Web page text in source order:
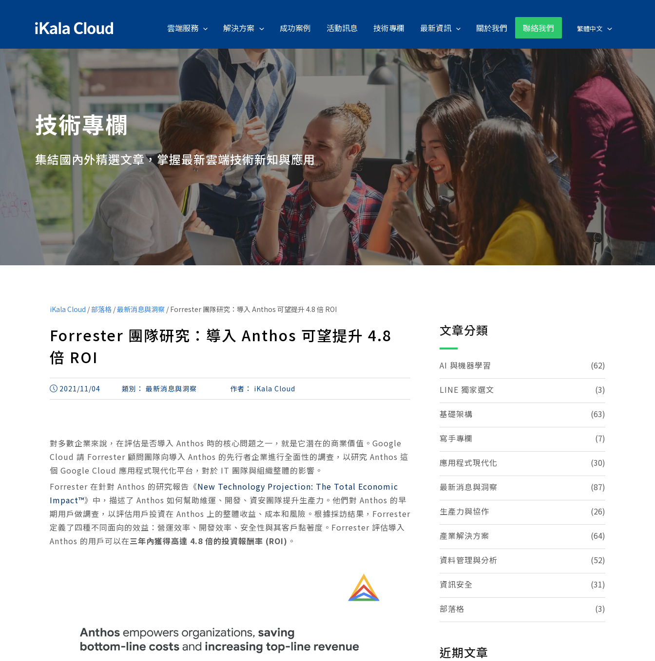
雲端服務 解決方案 成功案例 活動訊息 技術專欄 最新資訊 關於我們 聯絡我們 繁體中文
技術專欄
集結國內外精選文章，掌握最新雲端技術新知與應用
iKala Cloud /部落格 /最新消息與洞察 / Forrester 團隊研究：導入 Anthos 可望提升 4.8 倍 ROI
Forrester 團隊研究：導入 Anthos 可望提升 4.8
倍 ROI
2021/11/04 類別： 最新消息與洞察 作者： iKala Cloud
對多數企業來說，在評估是否導入 Anthos 時的核心問題之一，就是它潛在的商業價值。Google
Cloud 請 Forrester 顧問團隊向導入 Anthos 的先行者企業進行全面性的調查，以研究 Anthos 這
個 Google Cloud 應用程式現代化平台，對於 IT 團隊與組織整體的影響。
Forrester 在針對 Anthos 的研究報告《New Technology Projection: The Total Economic
Impact™》中，描述了 Anthos 如何幫助維運、開發、資安團隊提升生產力。他們對 Anthos 的早
期用戶做調查，以評估用戶投資在 Anthos 上的整體收益、成本和風險。根據採訪結果，Forrester
定義了四種不同面向的效益：營運效率、開發效率、安全性與其客戶黏著度。Forrester 評估導入
Anthos 的用戶可以在三年內獲得高達 4.8 倍的投資報酬率 (ROI) 。
文章分類
AI 與機器學習 (62)
LINE 獨家選文 (3)
基礎架構 (63)
寫手專欄 (7)
應用程式現代化 (30)
最新消息與洞察 (87)
生產力與協作 (26)
產業解決方案 (64)
資料管理與分析 (52)
資訊安全 (31)
部落格 (3)
近期文章